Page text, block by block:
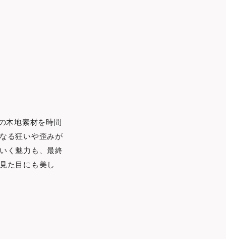
木地素材を時間
る狂いや歪みが
く魅力も、最終
た目にも美し